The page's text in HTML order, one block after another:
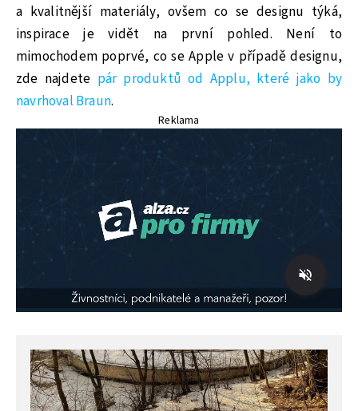
a kvalitnější materiály, ovšem co se designu týká,
inspirace je vidět na první pohled. Není to
mimochodem poprvé, co se Apple v případě designu,
zde najdete pár produktů od Applu, které jako by
navrhoval Braun.
Reklama